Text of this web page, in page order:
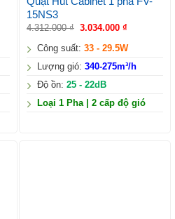
15NS3
4.312.000₫ 3.034.000 ₫
Công suất: 33 - 29.5W
Lượng gió: 340-275m³/h
Độ ồn: 25 - 22dB
Loại 1 Pha | 2 cấp độ gió